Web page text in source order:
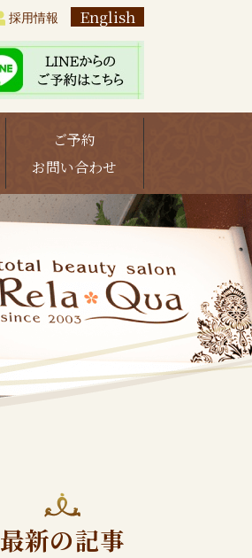
採用情報 English
ご予約
お問い合わせ
最新の記事